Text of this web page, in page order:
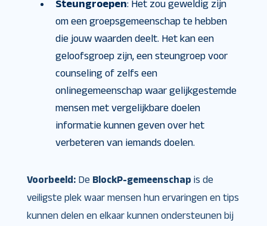
Steungroepen: Het zou geweldig zijn
om een ​​groepsgemeenschap te hebben
die jouw waarden deelt. Het kan een
geloofsgroep zijn, een steungroep voor
counseling of zelfs een
onlinegemeenschap waar gelijkgestemde
mensen met vergelijkbare doelen
informatie kunnen geven over het
verbeteren van iemands doelen.
Voorbeeld:De BlockP-gemeenschap is de
veiligste plek waar mensen hun ervaringen en tips
kunnen delen en elkaar kunnen ondersteunen bij